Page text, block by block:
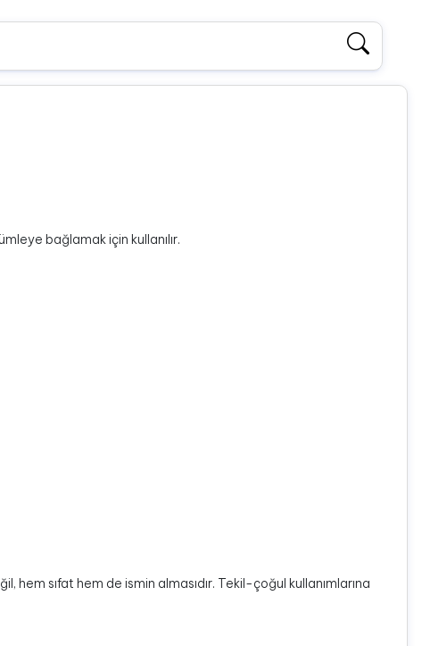
bağlamak için kullanılır.
hem sıfat hem de ismin almasıdır. Tekil-çoğul kullanımlarına